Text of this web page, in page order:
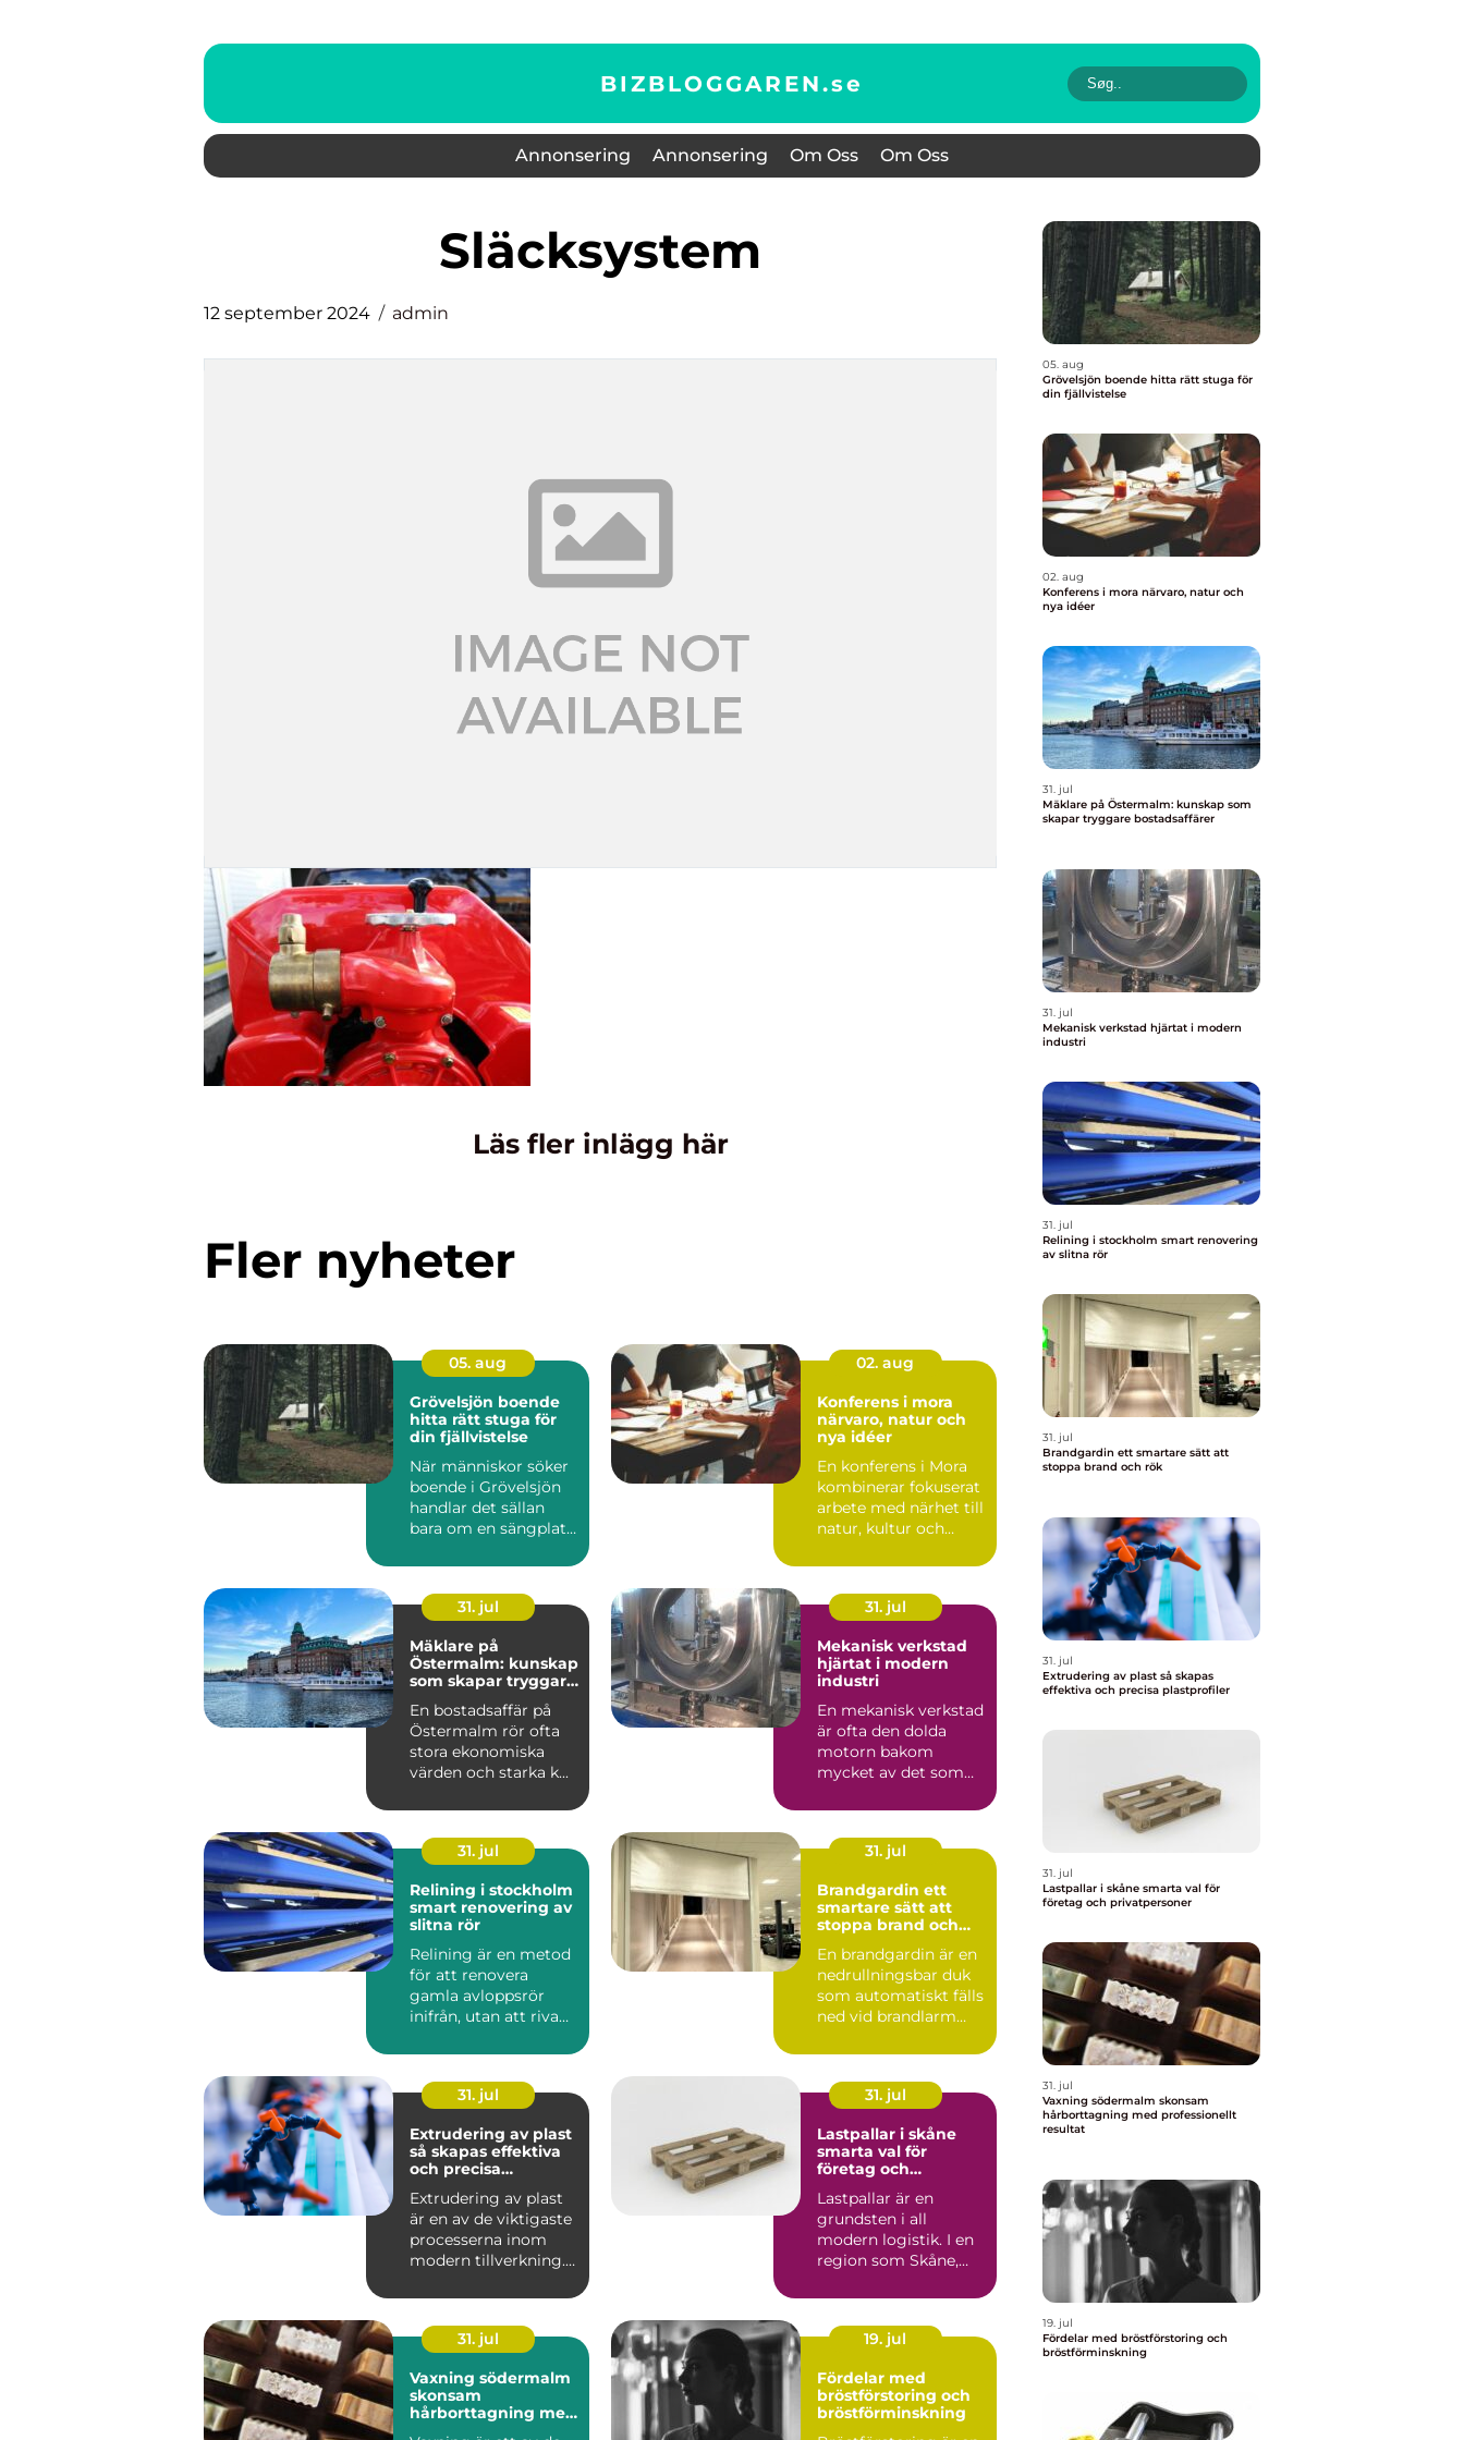
BIZBLOGGAREN.se
Annonsering Annonsering Om Oss Om Oss
släcksystem
12 september 2024 admin
Läs fler inlägg här
Fler nyheter
05. aug
Grövelsjön boende
hitta rätt stuga för
din fjällvistelse
När människor söker
boende i Grövelsjön
handlar det sällan
bara om en sängplats.
02. aug
Konferens i mora
närvaro, natur och
nya idéer
En konferens i Mora
kombinerar fokuserat
arbete med närhet till
natur, kultur och
31. jul
Mäklare på
Östermalm: kunskap
som skapar tryggare
En bostadsaffär på
Östermalm rör ofta
stora ekonomiska
värden och starka k...
31. jul
Mekanisk verkstad
hjärtat i modern
industri
En mekanisk verkstad
är ofta den dolda
motorn bakom
mycket av det som
Maskiner ...
31. jul
Relining i stockholm
smart renovering av
slitna rör
Relining är en metod
för att renovera
gamla avloppsrör
inifrån, utan att riva
stä...
31. jul
Brandgardin ett
smartare sätt att
stoppa brand och
En brandgardin är en
nedrullningsbar duk
som automatiskt fälls
ned vid brandlarm
31. jul
Extrudering av plast
så skapas effektiva
och precisa
Extrudering av plast
är en av de viktigaste
processerna inom
modern tillverkning.
31. jul
Lastpallar i skåne
smarta val för
företag och
Lastpallar är en
grundsten i all
modern logistik. I en
region som Skåne,
industri...
31. jul
Vaxning södermalm
skonsam
hårborttagning med
19. jul
Fördelar med
bröstförstoring och
bröstförminskning
05. aug
Grövelsjön boende hitta rätt stuga för
din fjällvistelse
02. aug
Konferens i mora närvaro, natur och
nya idéer
31. jul
Mäklare på Östermalm: kunskap som
skapar tryggare bostadsaffärer
31. jul
Mekanisk verkstad hjärtat i modern
industri
31. jul
Relining i stockholm smart renovering
av slitna rör
31. jul
Brandgardin ett smartare sätt att
stoppa brand och rök
31. jul
Extrudering av plast så skapas
effektiva och precisa plastprofiler
31. jul
Lastpallar i skåne smarta val för
företag och privatpersoner
31. jul
Vaxning södermalm skonsam
hårborttagning med professionellt
resultat
19. jul
Fördelar med bröstförstoring och
bröstförminskning